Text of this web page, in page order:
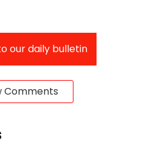
our daily bulletin
Comments